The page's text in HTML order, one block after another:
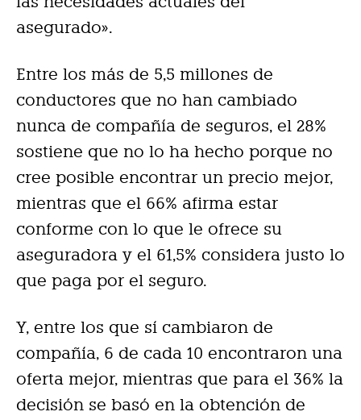
asegurado».
Entre los más de 5,5 millones de
conductores que no han cambiado
nunca de compañía de seguros, el 28%
sostiene que no lo ha hecho porque no
cree posible encontrar un precio mejor,
mientras que el 66% afirma estar
conforme con lo que le ofrece su
aseguradora y el 61,5% considera justo lo
que paga por el seguro.
Y, entre los que sí cambiaron de
compañía, 6 de cada 10 encontraron una
oferta mejor, mientras que para el 36% la
decisión se basó en la obtención de